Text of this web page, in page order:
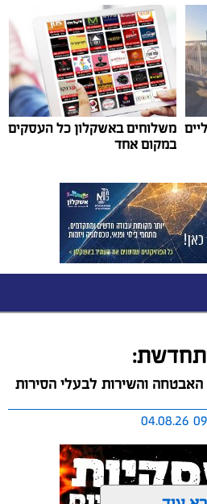
משלוחים באשקלון כל העסקים
במקום אחד
האבטחה והשירות לבעלי הסירות